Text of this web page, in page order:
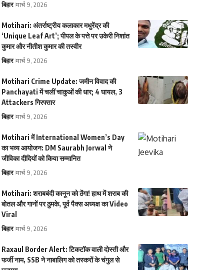
बिहार मार्च 9, 2026
Motihari: अंतर्राष्ट्रीय कलाकार मधुरेंद्र की
‘Unique Leaf Art’; पीपल के पत्ते पर उकेरी निशांत
कुमार और नीतीश कुमार की तस्वीर
बिहार मार्च 9, 2026
Motihari Crime Update: जमीन विवाद की
Panchayati में चलीं चाकुओं की धार; 4 घायल, 3
Attackers गिरफ्तार
बिहार मार्च 9, 2026
Motihari में International Women’s Day
का भव्य आयोजन: DM Saurabh Jorwal ने
जीविका दीदियों को किया सम्मानित
बिहार मार्च 9, 2026
Motihari: शराबबंदी कानून को ठेंगा! हाथ में शराब की
बोतल और गानों पर ठुमके, पूर्व पैक्स अध्यक्ष का Video
Viral
बिहार मार्च 9, 2026
Raxaul Border Alert: टिकटॉक वाली दोस्ती और
फर्जी नाम, SSB ने नाबालिग को तस्करों के चंगुल से